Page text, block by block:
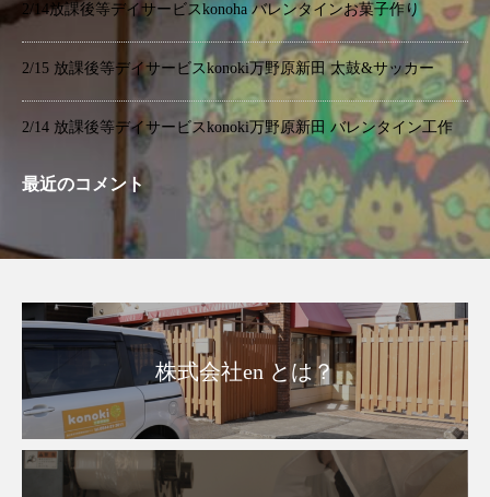
2/14放課後等デイサービスkonoha バレンタインお菓子作り
2/15 放課後等デイサービスkonoki万野原新田 太鼓&サッカー
2/14 放課後等デイサービスkonoki万野原新田 バレンタイン工作
最近のコメント
株式会社en とは？